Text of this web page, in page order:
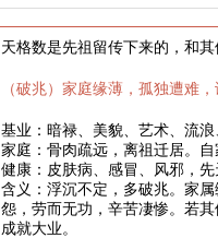
天格数是先祖留传下来的，和
（破兆）家庭缘薄，孤独遭难
基业：暗禄、美貌、艺术、流浪
家庭：骨肉疏远，离祖迁居。
健康：皮肤病、感冒、风邪，
含义：浮沉不定，多破兆。家
怨，劳而无功，辛苦凄惨。若
成就大业。